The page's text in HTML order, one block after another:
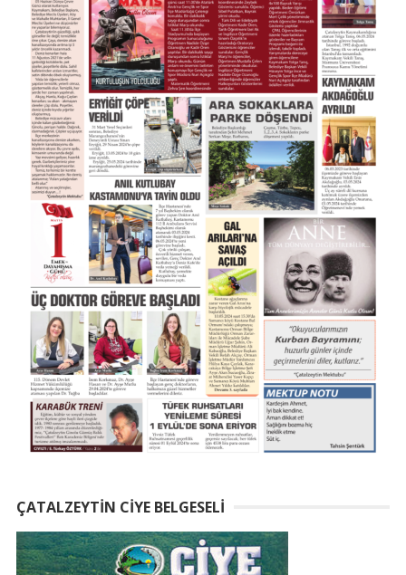
ÇATALZEYTIN CIYE BELGESELI